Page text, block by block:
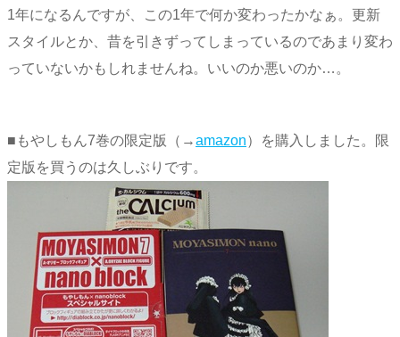
1年になるんですが、この1年で何か変わったかなぁ。更新
スタイルとか、昔を引きずってしまっているのであまり変わ
っていないかもしれませんね。いいのか悪いのか…。
■もやしもん7巻の限定版（→amazon）を購入しました。限
定版を買うのは久しぶりです。